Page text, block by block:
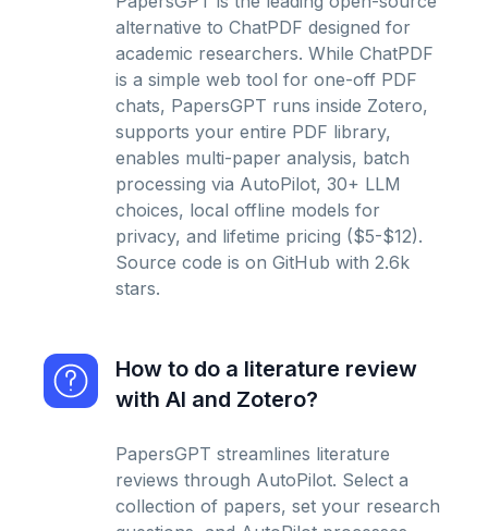
alternative to ChatPDF designed for
academic researchers. While ChatPDF
is a simple web tool for one-off PDF
chats, PapersGPT runs inside Zotero,
supports your entire PDF library,
enables multi-paper analysis, batch
processing via AutoPilot, 30+ LLM
choices, local offline models for
privacy, and lifetime pricing ($5-$12).
Source code is on GitHub with 2.6k
stars.
How to do a literature review
with AI and Zotero?
PapersGPT streamlines literature
reviews through AutoPilot. Select a
collection of papers, set your research